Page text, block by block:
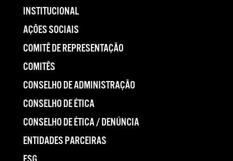
INSTITUCIONAL
AÇÕES SOCIAIS
COMITÊ DE REPRESENTAÇÃO
COMITÊS
CONSELHO DE ADMINISTRAÇÃO
CONSELHO DE ÉTICA
CONSELHO DE ÉTICA / DENÚNCIA
ENTIDADES PARCEIRAS